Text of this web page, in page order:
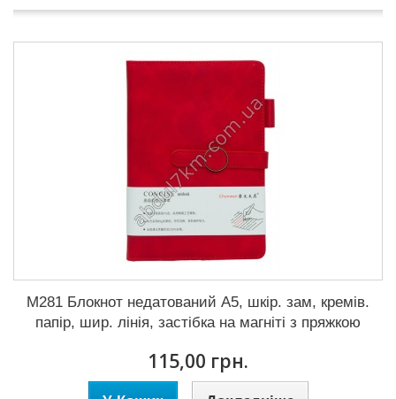
M281 Блокнот недатований А5, шкір. зам, кремів.
папір, шир. лінія, застібка на магніті з пряжкою
115,00 грн.